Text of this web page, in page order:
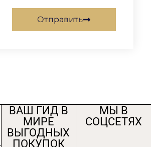
Отправить
ВАШ ГИД В
МИРЕ
ВЫГОДНЫХ
ПОКУПОК
МЫ В
СОЦСЕТЯХ